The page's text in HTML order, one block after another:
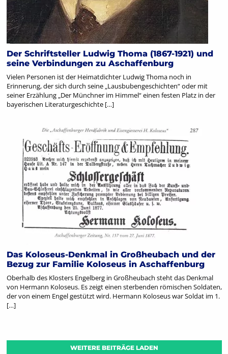
Der Schriftsteller Ludwig Thoma (1867-1921) und
seine Verbindungen zu Aschaffenburg
Vielen Personen ist der Heimatdichter Ludwig Thoma noch in
Erinnerung, der sich durch seine „Lausbubengeschichten“ oder mit
seiner Erzählung „Der Münchner im Himmel“ einen festen Platz in der
bayerischen Literaturgeschichte […]
Das Koloseus-Denkmal in Großheubach und der
Bezug zur Familie Koloseus in Aschaffenburg
Oberhalb des Klosters Engelberg in Großheubach steht das Denkmal
von Hermann Koloseus. Es zeigt einen sterbenden römischen Soldaten,
der von einem Engel gestützt wird. Hermann Koloseus war Soldat im 1.
[…]
WEITERE BEITRÄGE LADEN